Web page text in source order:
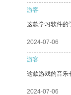
游客
这款学习软件的
2024-07-06
游客
这款游戏的音乐
2024-07-06